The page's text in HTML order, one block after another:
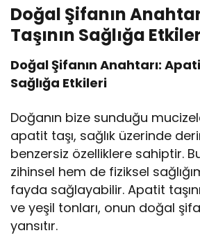
Doğal Şifanın
Taşının Sağlığa
Doğal Şifanın Anahtarı:
Sağlığa Etkileri
Doğanın bize sunduğu
apatit taşı, sağlık üzerinde
benzersiz özelliklere sahiptir.
zihinsel hem de fiziksel
fayda sağlayabilir. Apatit
ve yeşil tonları, onun doğal
yansıtır.